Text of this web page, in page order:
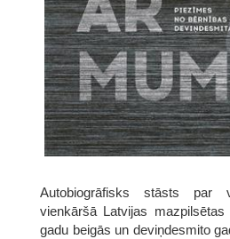
Autobiogrāfisks stāsts par
vienkāršā Latvijas mazpilsētas
gadu beigās un deviņdesmito